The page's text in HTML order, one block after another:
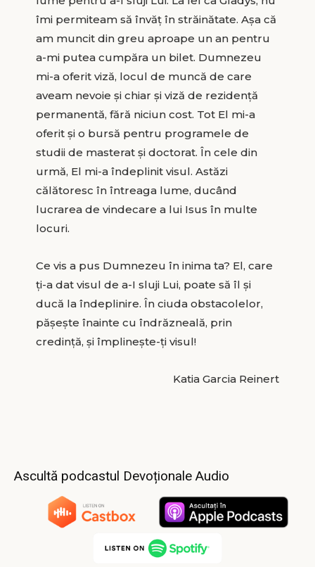
îmi permiteam să învăţ în străinătate. Aşa că
am muncit din greu aproape un an pentru
a-mi putea cumpăra un bilet. Dumnezeu
mi-a oferit viză, locul de muncă de care
aveam nevoie şi chiar şi viză de rezidenţă
permanentă, fără niciun cost. Tot El mi-a
oferit şi o bursă pentru programele de
studii de masterat şi doctorat. În cele din
urmă, El mi-a îndeplinit visul. Astăzi
călătoresc în întreaga lume, ducând
lucrarea de vindecare a lui Isus în multe
locuri.
Ce vis a pus Dumnezeu în inima ta? El, care
ţi-a dat visul de a-I sluji Lui, poate să îl şi
ducă la îndeplinire. În ciuda obstacolelor,
păşeşte înainte cu îndrăzneală, prin
credinţă, şi împlineşte-ţi visul!
Katia Garcia Reinert
Ascultă podcastul Devoționale Audio